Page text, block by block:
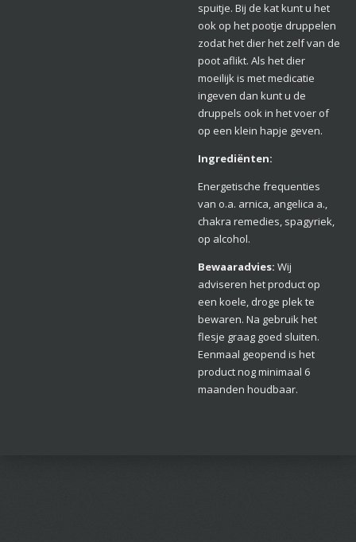
spuitje. Bij de kat kunt u het
ook op het pootje druppelen
zodat het dier het zelf van de
poot aflikt. Als het dier
moeilijk is met medicatie
ingeven dan kunt u de
druppels ook in het voer of
op een klein hapje geven.
Ingrediënten:
Energetische frequenties
van o.a. arnica, angelica a.,
chakra remedies, spagyriek,
op alcohol.
Bewaaradvies: Wij
adviseren het product op
een koele, droge plek te
bewaren. Na gebruik het
flesje graag goed sluiten.
Eenmaal geopend is het
product nog minimaal 6
maanden houdbaar.